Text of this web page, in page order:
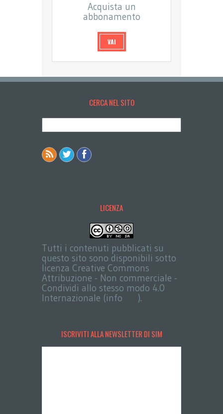
Acquista un
abbonamento
VAI
CERCA NEL SITO
LICENZA
Tutti i contenuti pubblicati su
questo sito sono disponibili sotto
licenza Creative Commons
Attribuzione - Non commerciale -
Condividi allo stesso modo 4.0
Internazionale (info
).
ISCRIVITI ALLA NEWSLETTER DI SIM